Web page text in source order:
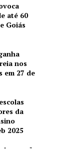
até 60
Goiás
nos
em 27 de
da
2025